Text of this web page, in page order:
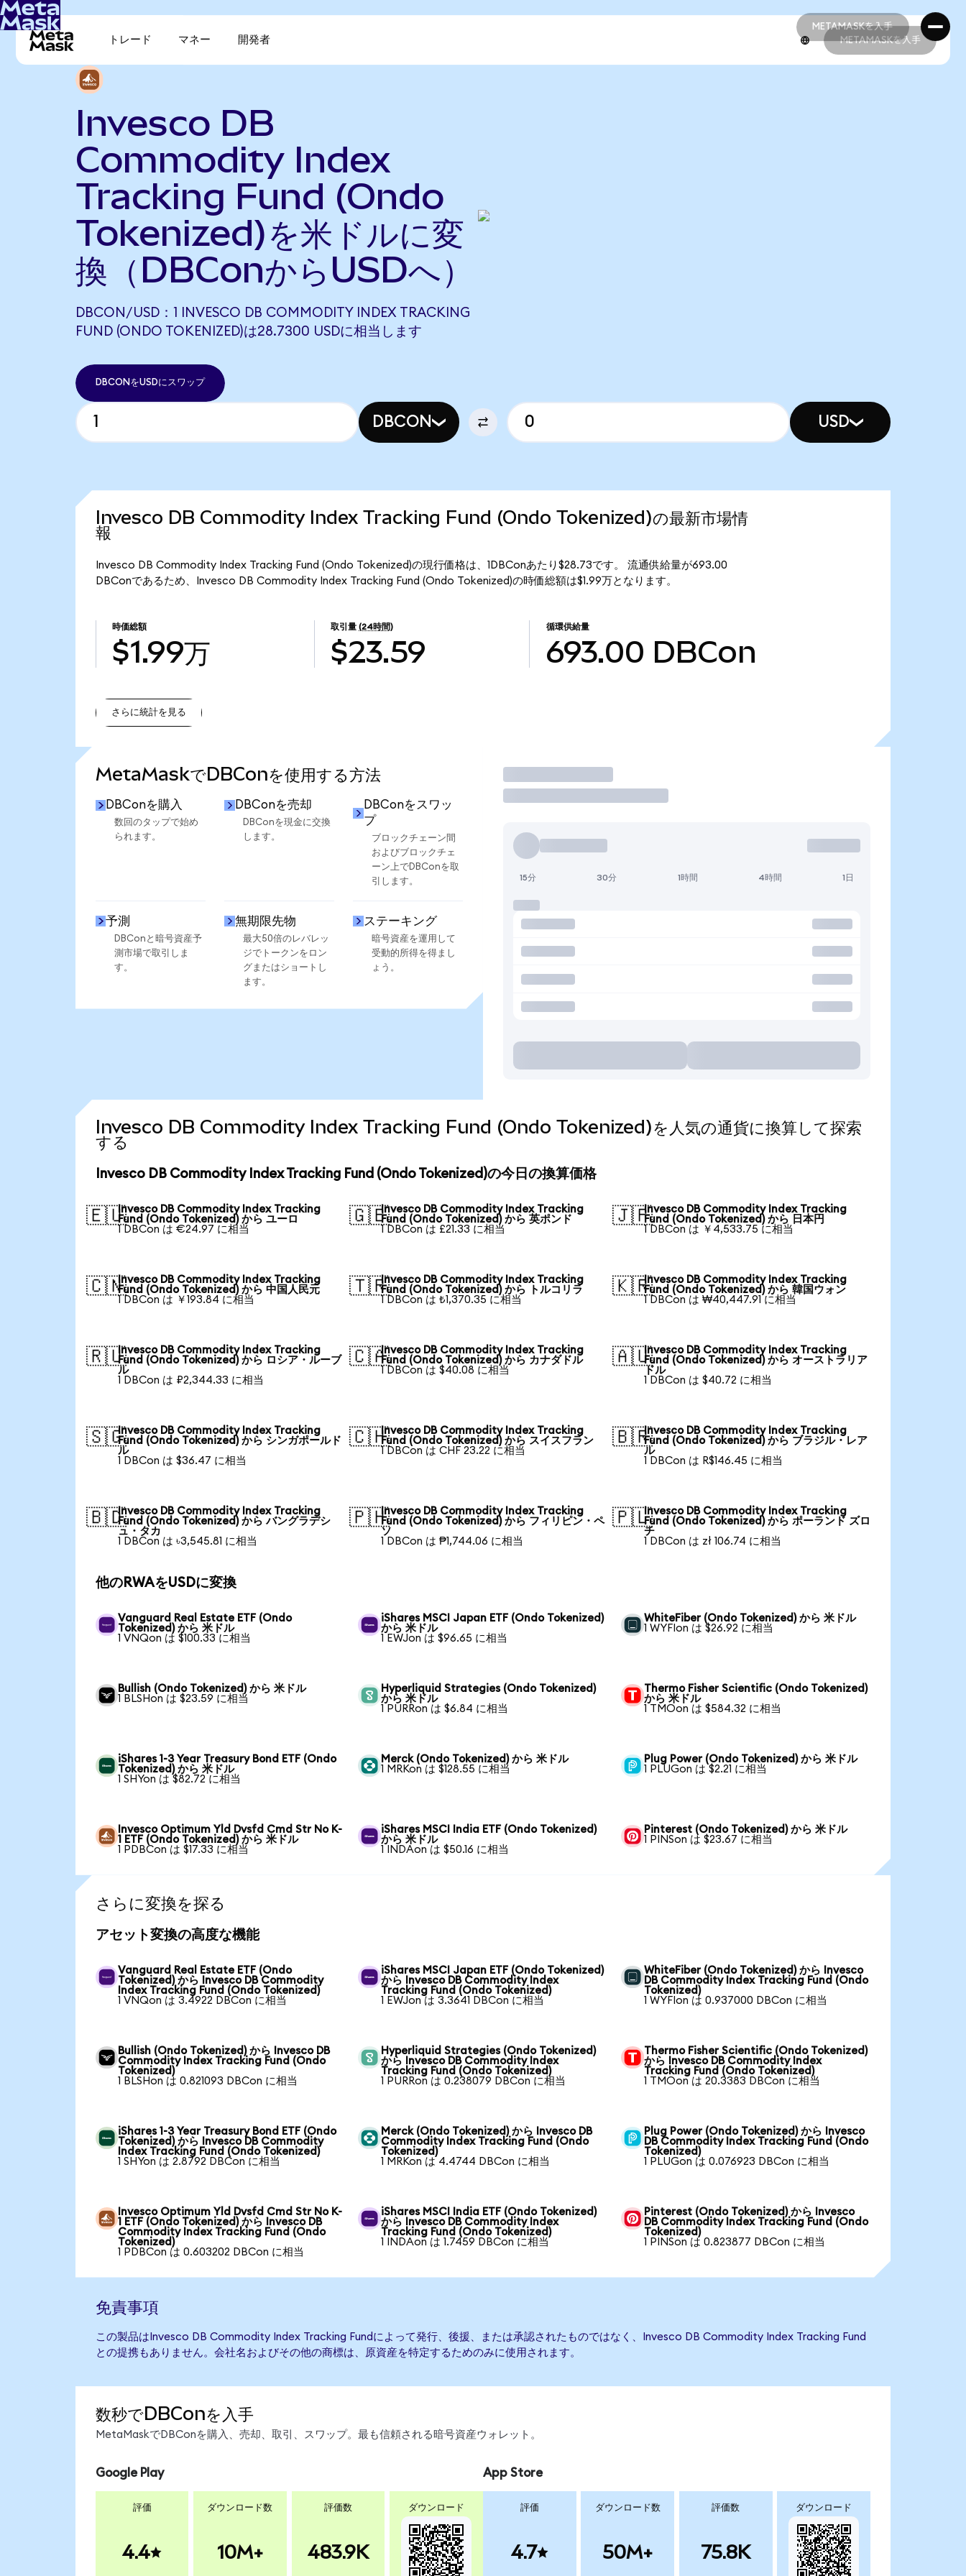
METAMASKを入手
METAMASKを入手
トレード マネー 開発者 METAMASKを入手
Invesco DB
Commodity Index
Tracking Fund (Ondo
Tokenized)を米ドルに変
換（DBConからUSDへ）
DBCON/USD：1 INVESCO DB COMMODITY INDEX TRACKING
FUND (ONDO TOKENIZED)は28.7300 USDに相当します
DBCONをUSDにスワップ
DBCON USD
Invesco DB Commodity Index Tracking Fund (Ondo Tokenized)の最新市場情
報
Invesco DB Commodity Index Tracking Fund (Ondo Tokenized)の現行価格は、1DBConあたり$28.73です。 流通供給量が693.00
DBConであるため、Invesco DB Commodity Index Tracking Fund (Ondo Tokenized)の時価総額は$1.99万となります。
時価総額
$1.99万
取引量 (24時間)
$23.59
循環供給量
693.00 DBCon
さらに統計を見る
MetaMaskでDBConを使用する方法
DBConを購入
数回のタップで始め
られます。
DBConを売却
DBConを現金に交換
します。
DBConをスワッ
プ
ブロックチェーン間
およびブロックチェ
ーン上でDBConを取
引します。
予測
DBConと暗号資産予
測市場で取引しま
す。
無期限先物
最大50倍のレバレッ
ジでトークンをロン
グまたはショートし
ます。
ステーキング
暗号資産を運用して
受動的所得を得まし
ょう。
取引
15分 30分 1時間 4時間 1日
Invesco DB Commodity Index Tracking Fund (Ondo Tokenized)を人気の通貨に換算して探索
する
Invesco DB Commodity Index Tracking Fund (Ondo Tokenized)の今日の換算価格
🇪🇺Invesco DB Commodity Index Tracking
Fund (Ondo Tokenized) から ユーロ
1 DBCon は €24.97 に相当
🇬🇧Invesco DB Commodity Index Tracking
Fund (Ondo Tokenized) から 英ポンド
1 DBCon は £21.33 に相当
🇯🇵Invesco DB Commodity Index Tracking
Fund (Ondo Tokenized) から 日本円
1 DBCon は ￥4,533.75 に相当
🇨🇳Invesco DB Commodity Index Tracking
Fund (Ondo Tokenized) から 中国人民元
1 DBCon は ￥193.84 に相当
🇹🇷Invesco DB Commodity Index Tracking
Fund (Ondo Tokenized) から トルコリラ
1 DBCon は ₺1,370.35 に相当
🇰🇷Invesco DB Commodity Index Tracking
Fund (Ondo Tokenized) から 韓国ウォン
1 DBCon は ₩40,447.91 に相当
🇷🇺Invesco DB Commodity Index Tracking
Fund (Ondo Tokenized) から ロシア・ルーブ
ル
1 DBCon は ₽2,344.33 に相当
🇨🇦Invesco DB Commodity Index Tracking
Fund (Ondo Tokenized) から カナダドル
1 DBCon は $40.08 に相当
🇦🇺Invesco DB Commodity Index Tracking
Fund (Ondo Tokenized) から オーストラリア
ドル
1 DBCon は $40.72 に相当
🇸🇬Invesco DB Commodity Index Tracking
Fund (Ondo Tokenized) から シンガポールド
ル
1 DBCon は $36.47 に相当
🇨🇭Invesco DB Commodity Index Tracking
Fund (Ondo Tokenized) から スイスフラン
1 DBCon は CHF 23.22 に相当
🇧🇷Invesco DB Commodity Index Tracking
Fund (Ondo Tokenized) から ブラジル・レア
ル
1 DBCon は R$146.45 に相当
🇧🇩Invesco DB Commodity Index Tracking
Fund (Ondo Tokenized) から バングラデシ
ュ・タカ
1 DBCon は ৳3,545.81 に相当
🇵🇭Invesco DB Commodity Index Tracking
Fund (Ondo Tokenized) から フィリピン・ペ
ソ
1 DBCon は ₱1,744.06 に相当
🇵🇱Invesco DB Commodity Index Tracking
Fund (Ondo Tokenized) から ポーランド ズロ
チ
1 DBCon は zł 106.74 に相当
他のRWAをUSDに変換
Vanguard Real Estate ETF (Ondo
Tokenized) から 米ドル
1 VNQon は $100.33 に相当
iShares MSCI Japan ETF (Ondo Tokenized)
から 米ドル
1 EWJon は $96.65 に相当
WhiteFiber (Ondo Tokenized) から 米ドル
1 WYFIon は $26.92 に相当
Bullish (Ondo Tokenized) から 米ドル
1 BLSHon は $23.59 に相当
Hyperliquid Strategies (Ondo Tokenized)
から 米ドル
1 PURRon は $6.84 に相当
Thermo Fisher Scientific (Ondo Tokenized)
から 米ドル
1 TMOon は $584.32 に相当
iShares 1-3 Year Treasury Bond ETF (Ondo
Tokenized) から 米ドル
1 SHYon は $82.72 に相当
Merck (Ondo Tokenized) から 米ドル
1 MRKon は $128.55 に相当
Plug Power (Ondo Tokenized) から 米ドル
1 PLUGon は $2.21 に相当
Invesco Optimum Yld Dvsfd Cmd Str No K-
1 ETF (Ondo Tokenized) から 米ドル
1 PDBCon は $17.33 に相当
iShares MSCI India ETF (Ondo Tokenized)
から 米ドル
1 INDAon は $50.16 に相当
Pinterest (Ondo Tokenized) から 米ドル
1 PINSon は $23.67 に相当
さらに変換を探る
アセット変換の高度な機能
Vanguard Real Estate ETF (Ondo
Tokenized) から Invesco DB Commodity
Index Tracking Fund (Ondo Tokenized)
1 VNQon は 3.4922 DBCon に相当
iShares MSCI Japan ETF (Ondo Tokenized)
から Invesco DB Commodity Index
Tracking Fund (Ondo Tokenized)
1 EWJon は 3.3641 DBCon に相当
WhiteFiber (Ondo Tokenized) から Invesco
DB Commodity Index Tracking Fund (Ondo
Tokenized)
1 WYFIon は 0.937000 DBCon に相当
Bullish (Ondo Tokenized) から Invesco DB
Commodity Index Tracking Fund (Ondo
Tokenized)
1 BLSHon は 0.821093 DBCon に相当
Hyperliquid Strategies (Ondo Tokenized)
から Invesco DB Commodity Index
Tracking Fund (Ondo Tokenized)
1 PURRon は 0.238079 DBCon に相当
Thermo Fisher Scientific (Ondo Tokenized)
から Invesco DB Commodity Index
Tracking Fund (Ondo Tokenized)
1 TMOon は 20.3383 DBCon に相当
iShares 1-3 Year Treasury Bond ETF (Ondo
Tokenized) から Invesco DB Commodity
Index Tracking Fund (Ondo Tokenized)
1 SHYon は 2.8792 DBCon に相当
Merck (Ondo Tokenized) から Invesco DB
Commodity Index Tracking Fund (Ondo
Tokenized)
1 MRKon は 4.4744 DBCon に相当
Plug Power (Ondo Tokenized) から Invesco
DB Commodity Index Tracking Fund (Ondo
Tokenized)
1 PLUGon は 0.076923 DBCon に相当
Invesco Optimum Yld Dvsfd Cmd Str No K-
1 ETF (Ondo Tokenized) から Invesco DB
Commodity Index Tracking Fund (Ondo
Tokenized)
1 PDBCon は 0.603202 DBCon に相当
iShares MSCI India ETF (Ondo Tokenized)
から Invesco DB Commodity Index
Tracking Fund (Ondo Tokenized)
1 INDAon は 1.7459 DBCon に相当
Pinterest (Ondo Tokenized) から Invesco
DB Commodity Index Tracking Fund (Ondo
Tokenized)
1 PINSon は 0.823877 DBCon に相当
免責事項
この製品はInvesco DB Commodity Index Tracking Fundによって発行、後援、または承認されたものではなく、Invesco DB Commodity Index Tracking Fund
との提携もありません。会社名およびその他の商標は、原資産を特定するためのみに使用されます。
数秒でDBConを入手
MetaMaskでDBConを購入、売却、取引、スワップ。最も信頼される暗号資産ウォレット。
Google Play
評価
4.4
ダウンロード数
10M+
評価数
483.9K
ダウンロード
App Store
評価
4.7
ダウンロード数
50M+
評価数
75.8K
ダウンロード